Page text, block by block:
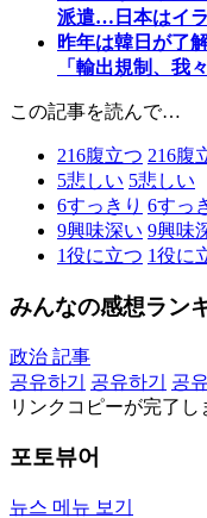
派遣…日本はイ
昨年は韓日が了
「輸出規制、我
この記事を読んで…
216腹立つ 216腹
5悲しい 5悲しい
6すっきり 6すっ
9興味深い 9興味
1役に立つ 1役に
みんなの感想ラン
政治 記事
공유하기
공유하기 공
リンクコピーが完了し
포토뷰어
뉴스 메뉴 보기